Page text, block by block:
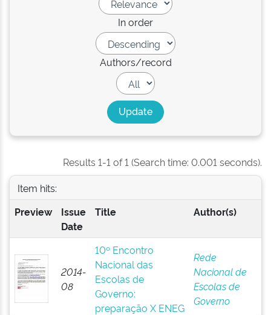
In order
Authors/record
Results 1-1 of 1 (Search time: 0.001 seconds).
Item hits:
Preview
Issue
Date
Title Author(s)
2014-
08
10º Encontro
Nacional das
Escolas de
Governo:
preparação X ENEG
Rede
Nacional de
Escolas de
Governo